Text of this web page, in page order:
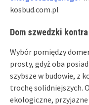
kosbud.com.pl
Dom szwedzki
Wybór pomiędzy
prosty, gdyż oba
szybsze w budowie, z
trochę solidniejszych.
ekologiczne,